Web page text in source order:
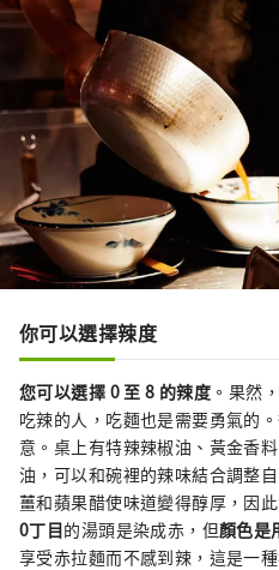
你可以選擇辣度
您可以選擇 0 至 8 的辣度 。果然
吃辣的人，吃麵也是需要勇氣的
意。桌上有特辣辣椒油、黃金香
油，可以和碗裡的辣味結合調整
薑和蘋果醋使味道變得醇厚，因
0丁目的湯頭是染成赤，但顏色是
享受赤拉麵而不感到辣，這是一